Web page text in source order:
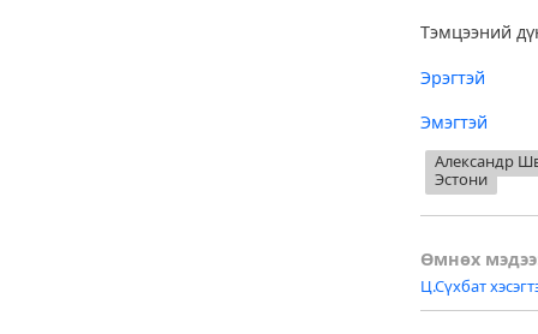
Тэмцээний
Эрэгтэй
Эмэгтэй
Александр
Эстони
Post
Өмнөх
Ц.Сүхбат